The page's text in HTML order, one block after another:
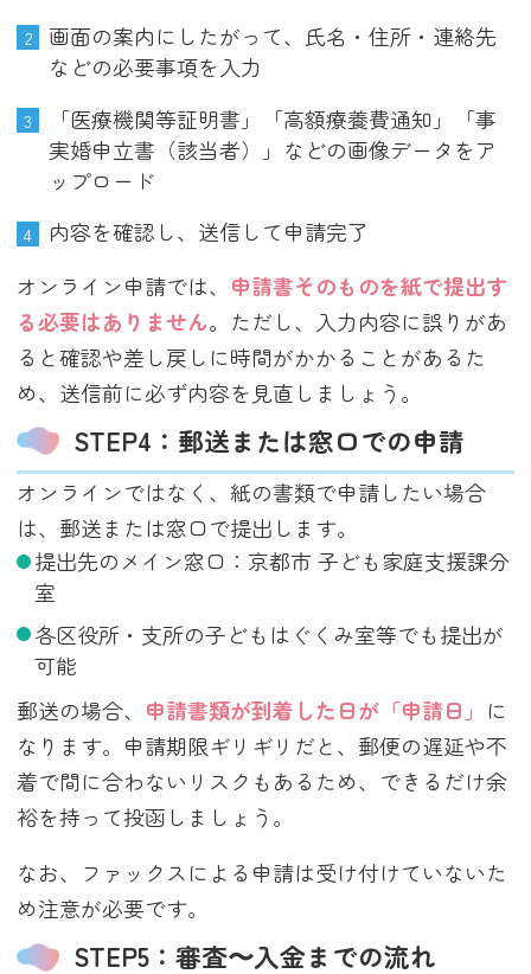
画面の案内にしたがって、氏名・住所・連絡先
などの必要事項を入力
「医療機関等証明書」「高額療養費通知」「事
実婚申立書（該当者）」などの画像データをア
ップロード
内容を確認し、送信して申請完了
オンライン申請では、 申請書そのものを紙で提出す
る必要はありません。ただし、入力内容に誤りがあ
ると確認や差し戻しに時間がかかることがあるた
め、送信前に必ず内容を見直しましょう。
STEP4：郵送または窓口での申請
オンラインではなく、紙の書類で申請したい場合
は、郵送または窓口で提出します。
提出先のメイン窓口：京都市 子ども家庭支援課分
室
各区役所・支所の子どもはぐくみ室等でも提出が
可能
郵送の場合、 申請書類が到着した日が「申請日」 に
なります。申請期限ギリギリだと、郵便の遅延や不
着で間に合わないリスクもあるため、できるだけ余
裕を持って投函しましょう。
なお、ファックスによる申請は受け付けていないた
め注意が必要です。
STEP5：審査〜入金までの流れ